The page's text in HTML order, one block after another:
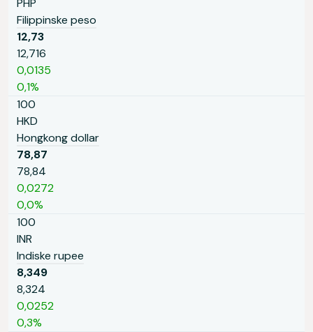
PHP
Filippinske peso
12,73
12,716
0,0135
0,1%
100
HKD
Hongkong dollar
78,87
78,84
0,0272
0,0%
100
INR
Indiske rupee
8,349
8,324
0,0252
0,3%